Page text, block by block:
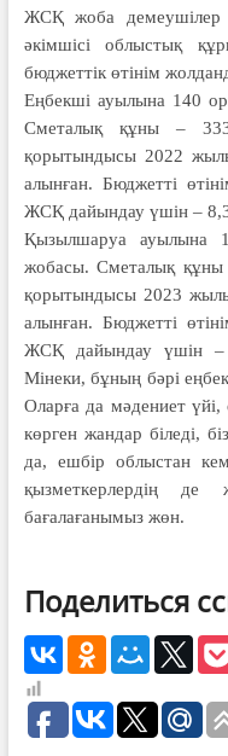
ЖСҚ жоба демеушілер
әкімшісі облыстық
бюджеттік өтінім
Еңбекші ауылына 140
Сметалық құны –
қорытындысы 2022
алынған. Бюджетті
ЖСҚ дайындау үшін –
Қызылшаруа ауылына
жобасы. Сметалық құны
қорытындысы 2023
алынған. Бюджетті
ЖСҚ дайындау үшін –
Мінеки, бұның бәрі
Оларға да мәдениет
көрген жандар біледі,
да, ешбір облыстан
қызметкерлердің де
бағалағанымыз жөн.
Поделиться